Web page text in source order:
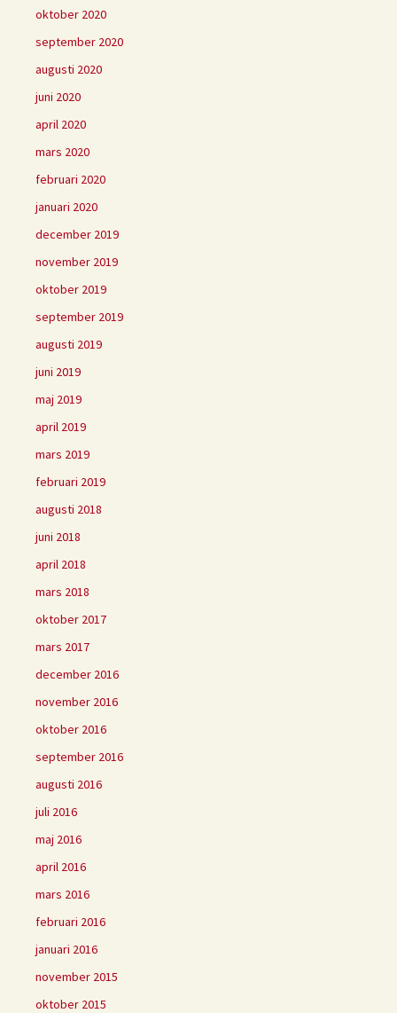
oktober 2020
september 2020
augusti 2020
juni 2020
april 2020
mars 2020
februari 2020
januari 2020
december 2019
november 2019
oktober 2019
september 2019
augusti 2019
juni 2019
maj 2019
april 2019
mars 2019
februari 2019
augusti 2018
juni 2018
april 2018
mars 2018
oktober 2017
mars 2017
december 2016
november 2016
oktober 2016
september 2016
augusti 2016
juli 2016
maj 2016
april 2016
mars 2016
februari 2016
januari 2016
november 2015
oktober 2015